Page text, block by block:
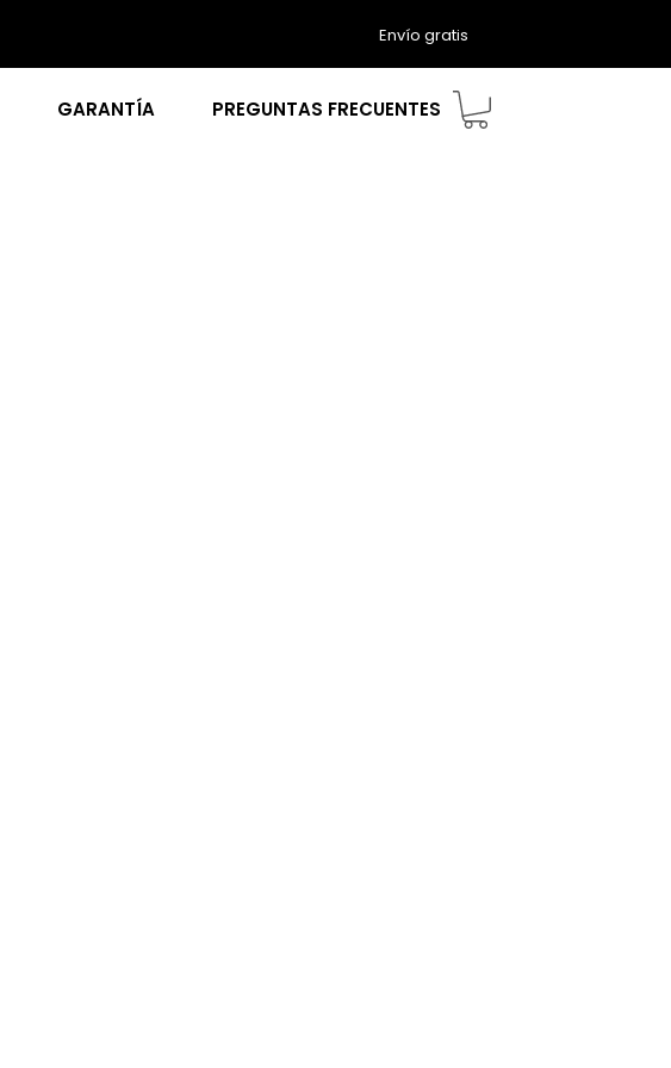
Envío gratis
GARANTÍA PREGUNTAS FRECUENTES